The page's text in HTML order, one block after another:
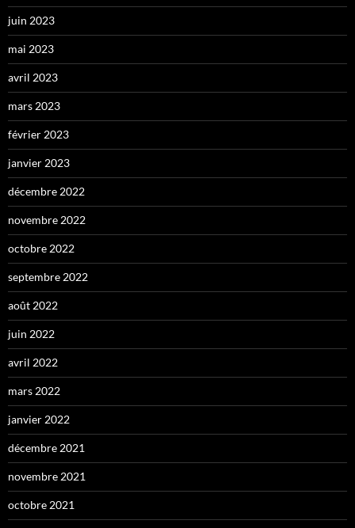
juin 2023
mai 2023
avril 2023
mars 2023
février 2023
janvier 2023
décembre 2022
novembre 2022
octobre 2022
septembre 2022
août 2022
juin 2022
avril 2022
mars 2022
janvier 2022
décembre 2021
novembre 2021
octobre 2021